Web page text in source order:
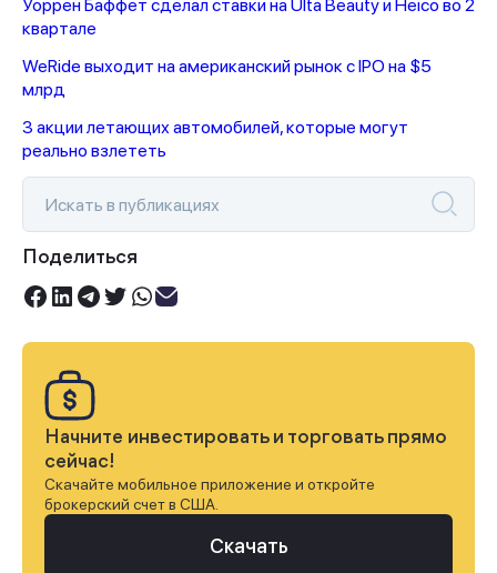
Уоррен Баффет сделал ставки на Ulta Beauty и Heico во 2
квартале
WeRide выходит на американский рынок с IPO на $5
млрд
3 акции летающих автомобилей, которые могут
реально взлететь
Поделиться
Начните инвестировать и торговать прямо
сейчас!
Скачайте мобильное приложение и откройте
брокерский счет в США.
Скачать